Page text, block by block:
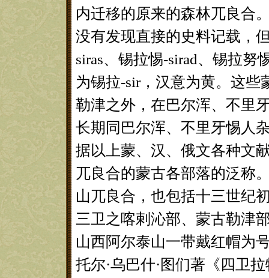
内迁移的原来的森林兀良合
没有发现直接的史料记载，
siras、锡拉惕-sirad、锡拉努
为锡拉-sir，汉意为黄。这
勒津之外，在巴尔浑、不里
长期同巴尔浑、不里牙惕人
据以上蒙、汉、俄文各种文
兀良合的蒙古各部落的泛称
山兀良合，也包括十三世纪
三卫之喀剌沁部、蒙古勒津
山西阿尔泰山一带戴红帽为
托尔·乌巴什·图们著《四卫